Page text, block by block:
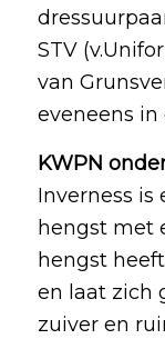
STV
van
eveneens in
KWPN
Inverness is
hengst met
hengst
en laat zich
zuiver en